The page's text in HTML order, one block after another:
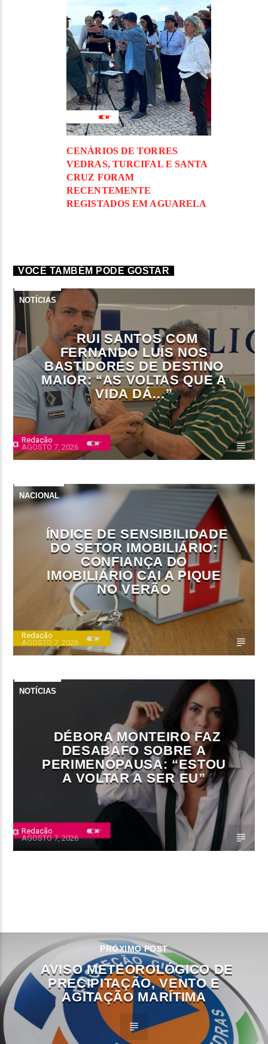
CENÁRIOS DE TORRES
VEDRAS, TURCIFAL E SANTA
CRUZ FORAM
RECENTEMENTE
REGISTADOS EM AGUARELA
VOCÊ TAMBÉM PODE GOSTAR
NOTÍCIAS
RUI SANTOS COM
FERNANDO LUÍS NOS
BASTIDORES DE DESTINO
MAIOR: “AS VOLTAS QUE A
VIDA DÁ…”
Redação
AGOSTO 7, 2026
NACIONAL
ÍNDICE DE SENSIBILIDADE
DO SETOR IMOBILIÁRIO:
CONFIANÇA DO
IMOBILIÁRIO CAI A PIQUE
NO VERÃO
Redação
AGOSTO 7, 2026
NOTÍCIAS
DÉBORA MONTEIRO FAZ
DESABAFO SOBRE A
PERIMENOPAUSA: “ESTOU
A VOLTAR A SER EU”
Redação
AGOSTO 7, 2026
PRÓXIMO POST
AVISO METEOROLÓGICO DE
PRECIPITAÇÃO, VENTO E
AGITAÇÃO MARÍTIMA